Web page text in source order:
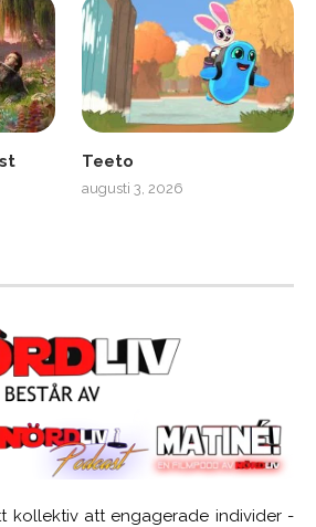
Teeto
augusti 3, 2026
kollektiv att engagerade individer -